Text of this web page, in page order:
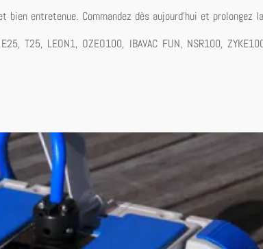
entretenue. Commandez dès aujourd'hui et prolongez
T25, LEON1, OZEO100, IBAVAC FUN, NSR100,